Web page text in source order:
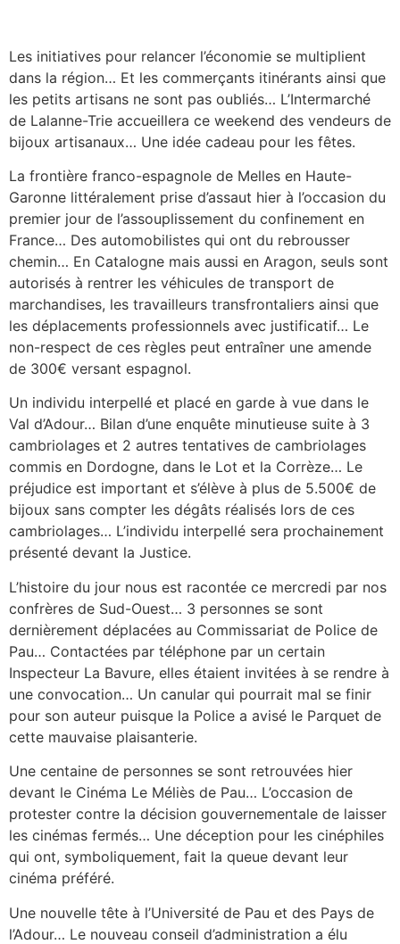
Les initiatives pour relancer l’économie se multiplient
dans la région… Et les commerçants itinérants ainsi que
les petits artisans ne sont pas oubliés… L’Intermarché
de Lalanne-Trie accueillera ce weekend des vendeurs de
bijoux artisanaux… Une idée cadeau pour les fêtes.
La frontière franco-espagnole de Melles en Haute-
Garonne littéralement prise d’assaut hier à l’occasion du
premier jour de l’assouplissement du confinement en
France… Des automobilistes qui ont du rebrousser
chemin… En Catalogne mais aussi en Aragon, seuls sont
autorisés à rentrer les véhicules de transport de
marchandises, les travailleurs transfrontaliers ainsi que
les déplacements professionnels avec justificatif… Le
non-respect de ces règles peut entraîner une amende
de 300€ versant espagnol.
Un individu interpellé et placé en garde à vue dans le
Val d’Adour… Bilan d’une enquête minutieuse suite à 3
cambriolages et 2 autres tentatives de cambriolages
commis en Dordogne, dans le Lot et la Corrèze… Le
préjudice est important et s’élève à plus de 5.500€ de
bijoux sans compter les dégâts réalisés lors de ces
cambriolages… L’individu interpellé sera prochainement
présenté devant la Justice.
L’histoire du jour nous est racontée ce mercredi par nos
confrères de Sud-Ouest… 3 personnes se sont
dernièrement déplacées au Commissariat de Police de
Pau… Contactées par téléphone par un certain
Inspecteur La Bavure, elles étaient invitées à se rendre à
une convocation… Un canular qui pourrait mal se finir
pour son auteur puisque la Police a avisé le Parquet de
cette mauvaise plaisanterie.
Une centaine de personnes se sont retrouvées hier
devant le Cinéma Le Méliès de Pau… L’occasion de
protester contre la décision gouvernementale de laisser
les cinémas fermés… Une déception pour les cinéphiles
qui ont, symboliquement, fait la queue devant leur
cinéma préféré.
Une nouvelle tête à l’Université de Pau et des Pays de
l’Adour… Le nouveau conseil d’administration a élu